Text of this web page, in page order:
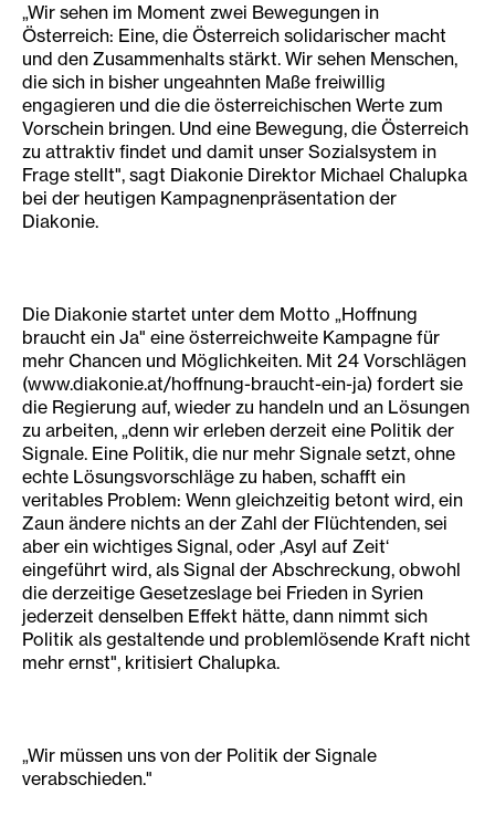
„Wir sehen im Moment zwei Bewegungen in
Österreich: Eine, die Österreich solidarischer macht
und den Zusammenhalts stärkt. Wir sehen Menschen,
die sich in bisher ungeahnten Maße freiwillig
engagieren und die die österreichischen Werte zum
Vorschein bringen. Und eine Bewegung, die Österreich
zu attraktiv findet und damit unser Sozialsystem in
Frage stellt", sagt Diakonie Direktor Michael Chalupka
bei der heutigen Kampagnenpräsentation der
Diakonie.
Die Diakonie startet unter dem Motto „Hoffnung
braucht ein Ja" eine österreichweite Kampagne für
mehr Chancen und Möglichkeiten. Mit 24 Vorschlägen
(www.diakonie.at/hoffnung-braucht-ein-ja) fordert sie
die Regierung auf, wieder zu handeln und an Lösungen
zu arbeiten, „denn wir erleben derzeit eine Politik der
Signale. Eine Politik, die nur mehr Signale setzt, ohne
echte Lösungsvorschläge zu haben, schafft ein
veritables Problem: Wenn gleichzeitig betont wird, ein
Zaun ändere nichts an der Zahl der Flüchtenden, sei
aber ein wichtiges Signal, oder ‚Asyl auf Zeit‘
eingeführt wird, als Signal der Abschreckung, obwohl
die derzeitige Gesetzeslage bei Frieden in Syrien
jederzeit denselben Effekt hätte, dann nimmt sich
Politik als gestaltende und problemlösende Kraft nicht
mehr ernst", kritisiert Chalupka.
„Wir müssen uns von der Politik der Signale
verabschieden."